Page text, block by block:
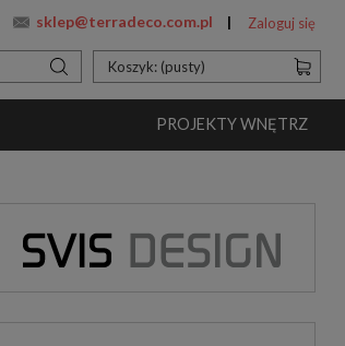
sklep@terradeco.com.pl Zaloguj się
Koszyk: (pusty)
PROJEKTY WNĘTRZ